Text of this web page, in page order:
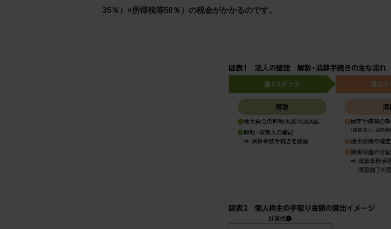
35％）×所得税等50％）の税金がかかるのです。